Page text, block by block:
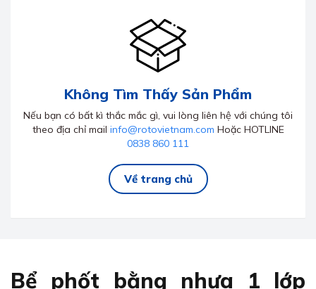
Không Tìm Thấy Sản Phẩm
Nếu bạn có bất kì thắc mắc gì, vui lòng liên hệ với chúng tôi
theo địa chỉ mail info@rotovietnam.com Hoặc HOTLINE
0838 860 111
Về trang chủ
Bể phốt bằng nhựa 1 lớp